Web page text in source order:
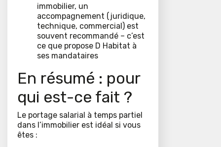
immobilier, un
accompagnement (juridique,
technique, commercial) est
souvent recommandé – c’est
ce que propose D Habitat à
ses mandataires
En résumé : pour
qui est-ce fait ?
Le portage salarial à temps partiel
dans l’immobilier est idéal si vous
êtes :